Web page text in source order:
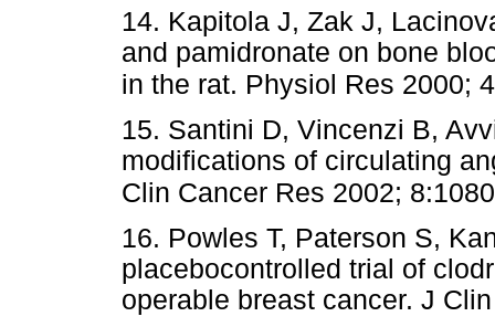
14. Kapitola J, Zak J,
and pamidronate on bone
in the rat. Physiol Res 2000;
15. Santini D, Vincenzi B,
modifications of circulating
Clin Cancer Res 2002; 8:1080
16. Powles T, Paterson S,
placebocontrolled trial of
operable breast cancer. J